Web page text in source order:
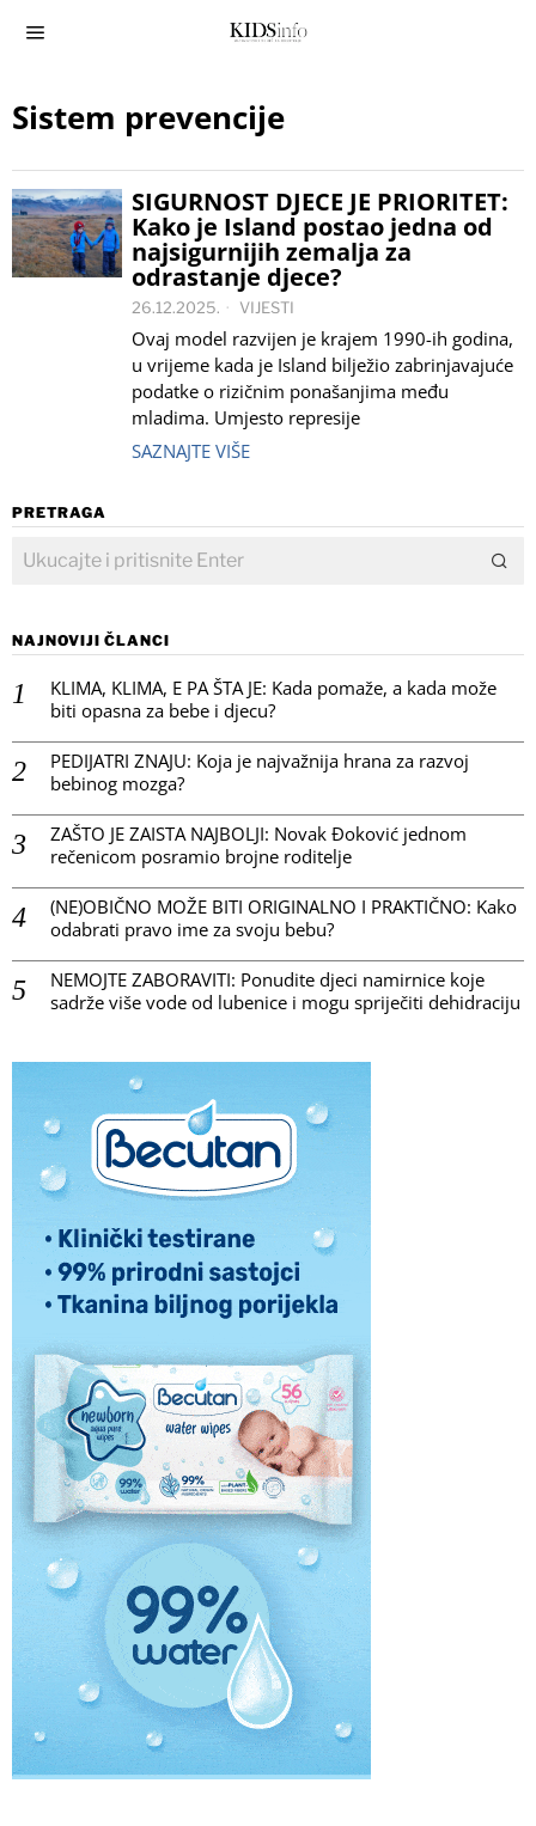
Sistem prevencije
SIGURNOST DJECE JE PRIORITET:
Kako je Island postao jedna od
najsigurnijih zemalja za
odrastanje djece?
26.12.2025. VIJESTI
Ovaj model razvijen je krajem 1990-ih godina,
u vrijeme kada je Island bilježio zabrinjavajuće
podatke o rizičnim ponašanjima među
mladima. Umjesto represije
SAZNAJTE VIŠE
PRETRAGA
NAJNOVIJI ČLANCI
KLIMA, KLIMA, E PA ŠTA JE: Kada pomaže, a kada može
biti opasna za bebe i djecu?
PEDIJATRI ZNAJU: Koja je najvažnija hrana za razvoj
bebinog mozga?
ZAŠTO JE ZAISTA NAJBOLJI: Novak Đoković jednom
rečenicom posramio brojne roditelje
(NE)OBIČNO MOŽE BITI ORIGINALNO I PRAKTIČNO: Kako
odabrati pravo ime za svoju bebu?
NEMOJTE ZABORAVITI: Ponudite djeci namirnice koje
sadrže više vode od lubenice i mogu spriječiti dehidraciju